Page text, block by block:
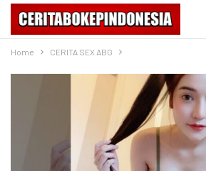
Home CERITA SEX ABG